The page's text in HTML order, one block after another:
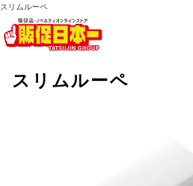
スリムルーペ
スリムルーペ